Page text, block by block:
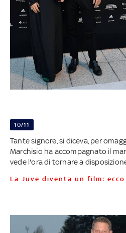
10/11
Tante signore, si diceva, per
Marchisio ha accompagnato il
vede l'ora di tornare a
La Juve diventa un film: